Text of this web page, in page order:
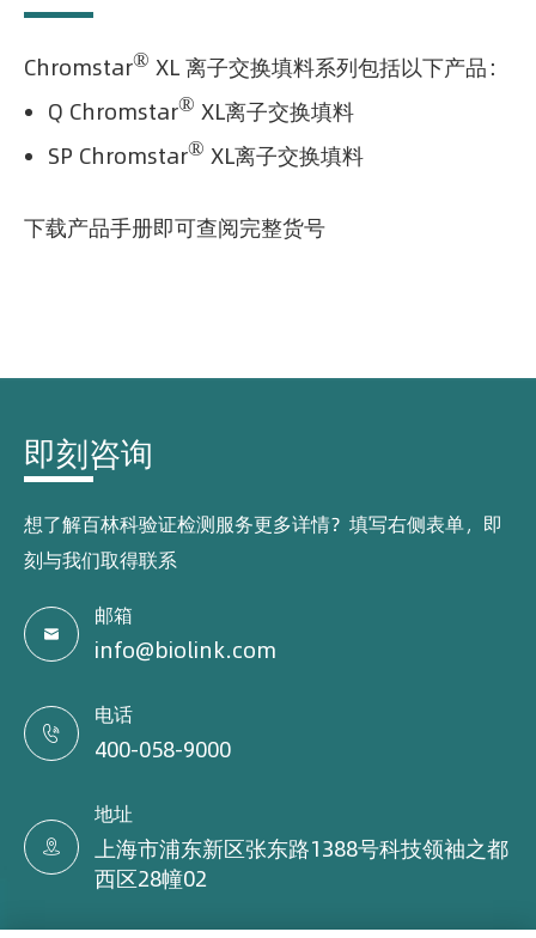
Chromstar® XL 离子交换填料系列包括以下产品：
Q Chromstar® XL离子交换填料
SP Chromstar® XL离子交换填料
下载产品手册即可查阅完整货号
即刻咨询
想了解百林科验证检测服务更多详情？填写右侧表单，即
刻与我们取得联系

邮箱
info@biolink.com

电话
400-058-9000

地址
上海市浦东新区张东路1388号科技领袖之都
西区28幢02